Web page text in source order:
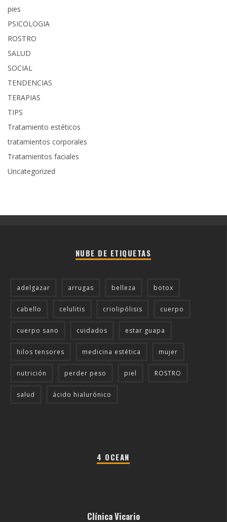
pies
PSICOLOGIA
ROSTRO
SALUD
SOCIAL
TENDENCIAS
TERAPIAS
TIPS
Tratamiento estéticos
tratamientos corporales
Tratamientos faciales
Uncategorized
NUBE DE ETIQUETAS
adelgazar arrugas belleza botox
cabello celulitis criolipólisis cuerpo
cuerpo sano cuidados estar guapa
hilos tensores medicina estética mujer
nutrición perder peso piel ROSTRO
salud ácido hialurónico
4 OCEAN
Clínica Vicario